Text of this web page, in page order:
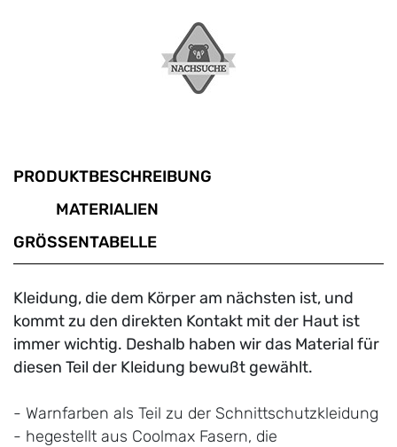
PRODUKTBESCHREIBUNG
MATERIALIEN
GRÖSSENTABELLE
Kleidung, die dem Körper am nächsten ist, und
kommt zu den direkten Kontakt mit der Haut ist
immer wichtig. Deshalb haben wir das Material für
diesen Teil der Kleidung bewußt gewählt.
- Warnfarben als Teil zu der Schnittschutzkleidung
- hegestellt aus Coolmax Fasern, die